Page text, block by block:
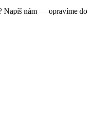
Napíš nám — opravíme do